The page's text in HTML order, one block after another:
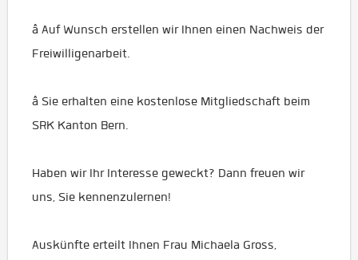
â Auf Wunsch erstellen wir Ihnen einen Nachweis der
Freiwilligenarbeit.
â Sie erhalten eine kostenlose Mitgliedschaft beim
SRK Kanton Bern.
Haben wir Ihr Interesse geweckt? Dann freuen wir
uns, Sie kennenzulernen!
Auskünfte erteilt Ihnen Frau Michaela Gross,